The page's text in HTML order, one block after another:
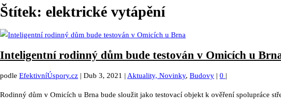
Štítek: elektrické vytápění
Inteligentní rodinný dům bude testován v Omicích u
podle EfektivníÚspory.cz | Dub 3, 2021 | Aktuality, Novinky, Budovy | 0 |
Rodinný dům v Omicích u Brna bude sloužit jako testovací objekt k ověření spolupráce